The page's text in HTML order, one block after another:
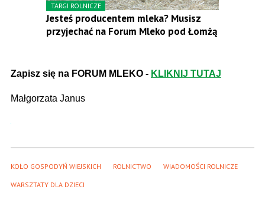
TARGI ROLNICZE
Jesteś producentem mleka? Musisz
przyjechać na Forum Mleko pod Łomżą
Zapisz się na FORUM MLEKO - KLIKNIJ TUTAJ
Małgorzata Janus
KOŁO GOSPODYŃ WIEJSKICH ROLNICTWO WIADOMOŚCI ROLNICZE
WARSZTATY DLA DZIECI